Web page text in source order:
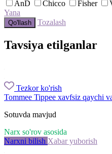
AnD
Chicco Fisher
Yana
Qo'llash Tozalash
Tavsiya etilganlar
Tezkor ko'rish
Tommee Tippee xavfsiz qaychi
Sotuvda mavjud
Narx so'rov asosida
Narxni bilish Xabar yuborish